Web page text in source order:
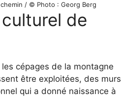
/ © Photo : Georg Berg
de
cépages de la montagne
être exploitées, des murs
qui a donné naissance à